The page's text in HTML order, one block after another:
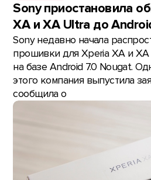
Sony приостановила
XA и XA Ultra до
Sony недавно начала
прошивки для Xperia XA и
на базе Android 7.0 Nougat.
этого компания выпустила
сообщила о